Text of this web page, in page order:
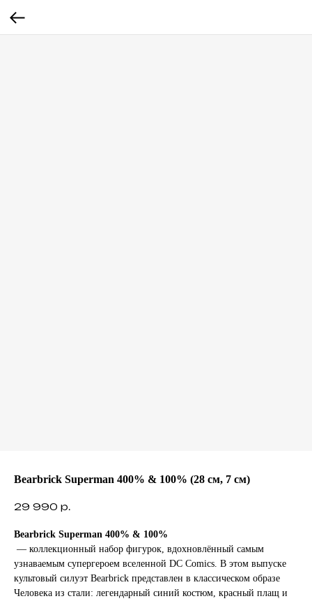
Bearbrick Superman 400% & 100% (28 см, 7 см)
29 990 р.
Bearbrick Superman 400% & 100%
— коллекционный набор фигурок, вдохновлённый самым
узнаваемым супергероем вселенной DC Comics. В этом выпуске
культовый силуэт Bearbrick представлен в классическом образе
Человека из стали: легендарный синий костюм, красный плащ и